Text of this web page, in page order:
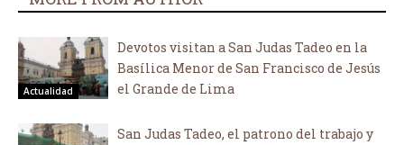
Actualidad
Devotos visitan a San Judas Tadeo en la
Basílica Menor de San Francisco de Jesús
el Grande de Lima
San Judas Tadeo, el patrono del trabajo y